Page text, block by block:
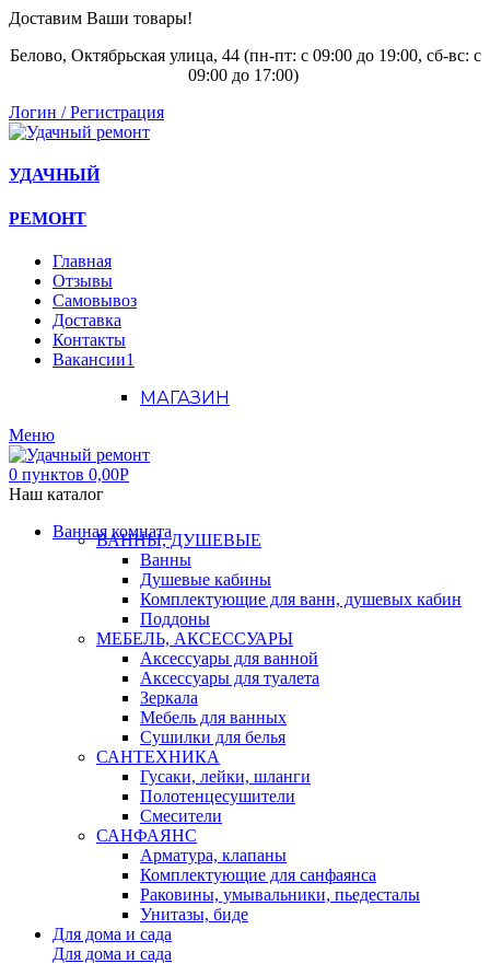
Доставим Ваши товары!
Белово, Октябрьская улица, 44 (пн-пт: с 09:00 до 19:00, сб-вс: с
09:00 до 17:00)
Логин / Регистрация
УДАЧНЫЙ
РЕМОНТ
Главная
Отзывы
Самовывоз
Доставка
Контакты
Вакансии1
МАГАЗИН
Меню
0 пунктов 0,00Р
Наш каталог
Ванная комната
ВАННЫ, ДУШЕВЫЕ
Ванны
Душевые кабины
Комплектующие для ванн, душевых кабин
Поддоны
МЕБЕЛЬ, АКСЕССУАРЫ
Аксессуары для ванной
Аксессуары для туалета
Зеркала
Мебель для ванных
Сушилки для белья
САНТЕХНИКА
Гусаки, лейки, шланги
Полотенцесушители
Смесители
САНФАЯНС
Арматура, клапаны
Комплектующие для санфаянса
Раковины, умывальники, пьедесталы
Унитазы, биде
Для дома и сада
Для дома и сада